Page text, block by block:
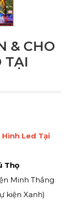
& CHO
TẠI
Led Tại
Thọ
Minh Thắng
kiện Xanh)